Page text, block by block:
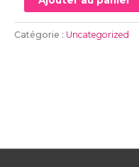
Catégorie : Uncategorized